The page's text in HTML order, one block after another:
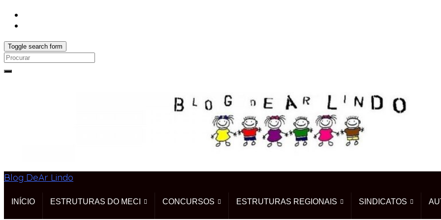
Toggle search form
Search
Blog DeAr Lindo
INÍCIO ESTRUTURAS DO MECI CONCURSOS ESTRUTURAS REGIONAIS SINDICATOS